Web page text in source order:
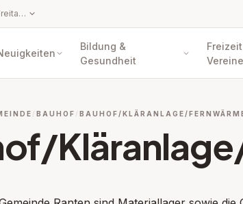
Parteienverkehrszeiten: Montag bis Freitag: 8.00 – 12.00 Uhr Amtsstunden: Montag bis Donnerstag 8.00 – 12.00 Uhr, 14.00 – 16.00 Uhr, Freitag 8.00 – 12.00 Uhr Hinweis: Persönliche Vorsprachen oder telefonische Anbringen sind nur innerhalb der Parteienverkehrszeiten möglich. Schriftliche Anbringen, die mit technischen Hilfsmitteln (z.B. E-Mail, Fax, online) übermittelt werden, können auch außerhalb der Amtsstunden und Parteienverkehrszeiten eingebracht werden. Die behördlichen Entscheidungsfristen beginnen in diesem Fall erst mit dem Wiederbeginn der Amtsstunden zu laufen.
Bildung &
Gesundheit
Vereine
BAUHOF BAUHOF/KLÄRANLAGE/